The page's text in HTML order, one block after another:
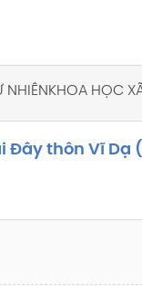
NHIÊN KHOA HỌC
Đây thôn Vĩ Dạ